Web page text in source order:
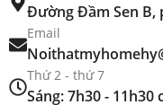
Đường Đầm Sen B,
Email
Thứ 2 - thứ 7
Sáng: 7h30 - 11h30